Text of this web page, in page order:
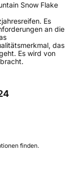
Snow Flake
Es
an die
das
Es wird von
finden.